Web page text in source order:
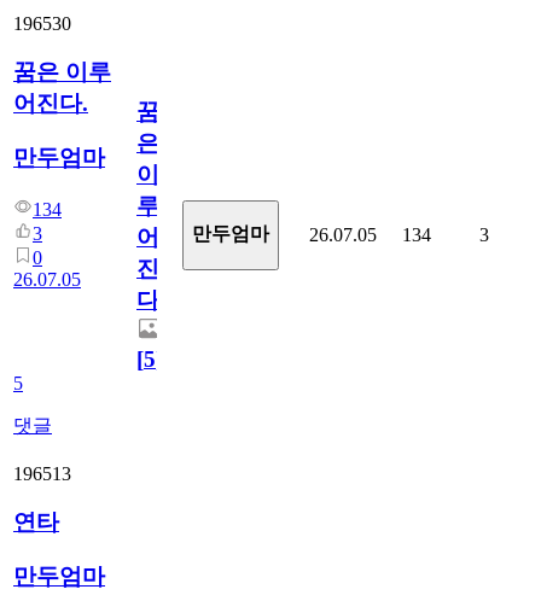
196530
꿈은 이루
어진다.
만두엄마
134
3
0
26.07.05
5
댓글
꿈
은
이
루
어
진
다.
[5]
만두엄마 26.07.05 134 3
196513
연타
만두엄마